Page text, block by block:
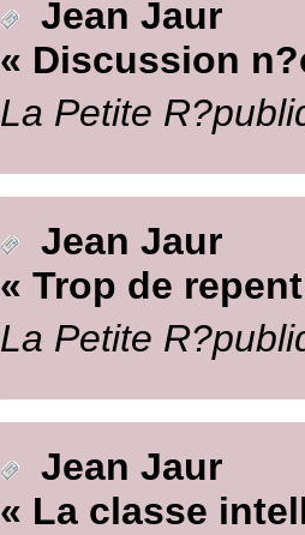
Jean Jaur
« Discussion
La Petite
Jean Jaur
« Trop de
La Petite
Jean Jaur
« La classe